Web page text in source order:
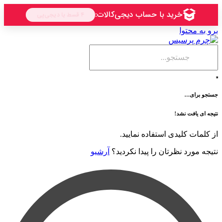
نشد!
کلیدی استفاده نمایید.
نظرتان را پیدا نکردید؟ آرشیو